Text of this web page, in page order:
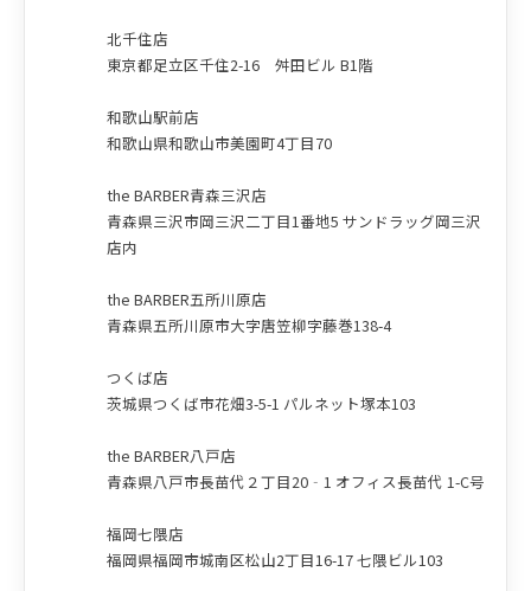
北千住店
東京都足立区千住2-16 舛田ビル B1階
和歌山駅前店
和歌山県和歌山市美園町4丁目70
the BARBER青森三沢店
青森県三沢市岡三沢二丁目1番地5 サンドラッグ岡三沢
店内
the BARBER五所川原店
青森県五所川原市大字唐笠柳字藤巻138-4
つくば店
茨城県つくば市花畑3-5-1 パルネット塚本103
the BARBER八戸店
青森県八戸市長苗代２丁目20‐1 オフィス長苗代 1-C号
福岡七隈店
福岡県福岡市城南区松山2丁目16-17 七隈ビル103